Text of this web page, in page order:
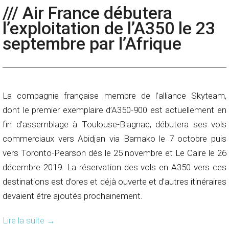
/// Air France débutera
l’exploitation de l’A350 le 23
septembre par l’Afrique
La compagnie française membre de l’alliance Skyteam,
dont le premier exemplaire d’A350-900 est actuellement en
fin d’assemblage à Toulouse-Blagnac, débutera ses vols
commerciaux vers Abidjan via Bamako le 7 octobre puis
vers Toronto-Pearson dès le 25 novembre et Le Caire le 26
décembre 2019. La réservation des vols en A350 vers ces
destinations est d’ores et déjà ouverte et d’autres itinéraires
devaient être ajoutés prochainement.
Lire la suite →